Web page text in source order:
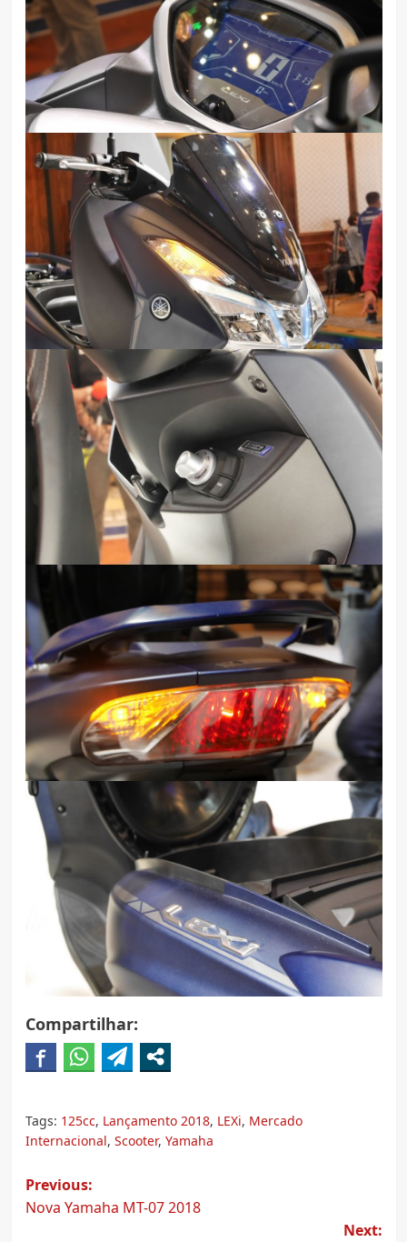
Compartilhar:
Tags: 125cc, Lançamento 2018, LEXi, Mercado
Internacional, Scooter, Yamaha
Post
navigation
Previous:
Nova Yamaha MT-07 2018
Next: